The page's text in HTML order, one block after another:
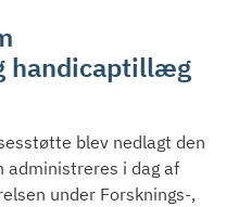
handicaptillæg
blev nedlagt den
administreres i dag af
under Forsknings-,